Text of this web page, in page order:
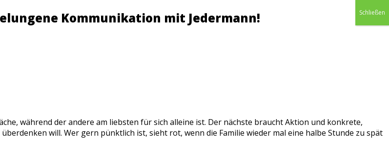
Kommunikation mit Jedermann!
während der andere am liebsten für sich alleine ist. Der nächste braucht Aktion und konkrete,
will. Wer gern pünktlich ist, sieht rot, wenn die Familie wieder mal eine halbe Stunde zu spät
Schließen